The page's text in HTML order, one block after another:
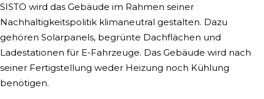
SISTO wird das Gebäude im Rahmen seiner
Nachhaltigkeitspolitik klimaneutral gestalten. Dazu
gehören Solarpanels, begrünte Dachflächen und
Ladestationen für E-Fahrzeuge. Das Gebäude wird nach
seiner Fertigstellung weder Heizung noch Kühlung
benötigen.